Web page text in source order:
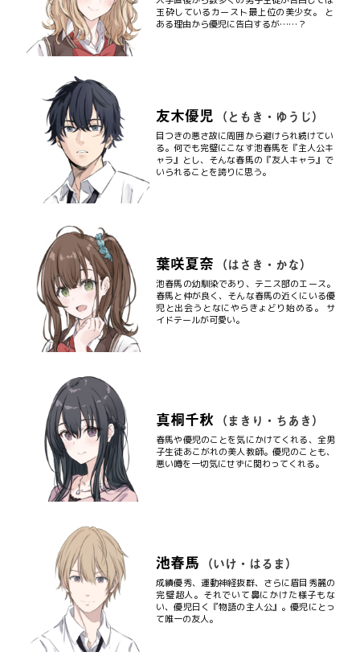
玉砕しているカースト最上位の美少女。 と
ある理由から優児に告白するが……？
友木優児 （ともき・ゆうじ）
目つきの悪さ故に周囲から避けられ続けてい
る。何でも完璧にこなす池春馬を『主人公キ
ャラ』とし、そんな春馬の『友人キャラ』で
いられることを誇りに思う。
葉咲夏奈 （はさき・かな）
池春馬の幼馴染であり、テニス部のエース。
春馬と仲が良く、そんな春馬の近くにいる優
児と出会うとなにやらきょどり始める。 サ
イドテールが可愛い。
真桐千秋 （まきり・ちあき）
春馬や優児のことを気にかけてくれる、全男
子生徒あこがれの美人教師。優児のことも、
悪い噂を一切気にせずに関わってくれる。
池春馬 （いけ・はるま）
成績優秀、運動神経抜群、さらに眉目秀麗の
完璧超人。それでいて鼻にかけた様子もな
い、優児曰く『物語の主人公』。優児にとっ
て唯一の友人。